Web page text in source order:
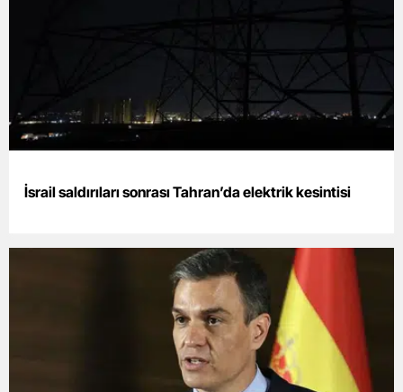
İsrail saldırıları sonrası Tahran’da elektrik kesintisi